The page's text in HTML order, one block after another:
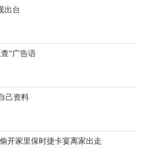
出台
”广告语
己资料
开家里保时捷卡宴离家出走